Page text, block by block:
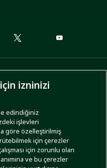
izninizi
edindiğiniz
işlevleri
göre özelleştirilmiş
için çerezler
için zorunlu olan
ve bu çerezler